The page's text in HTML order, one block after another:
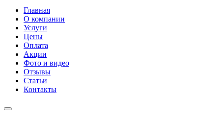
Главная
О компании
Услуги
Цены
Оплата
Акции
Фото и видео
Отзывы
Статьи
Контакты